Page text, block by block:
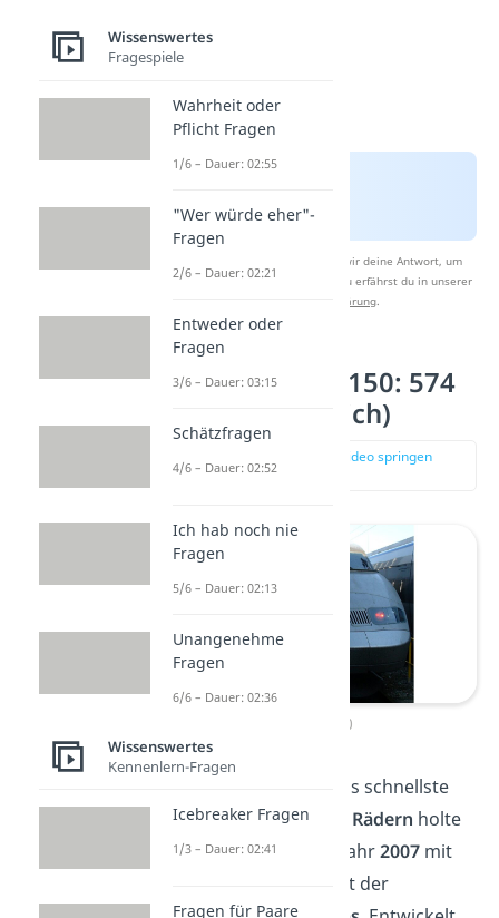
Nach Beantwortung speichern wir deine Antwort, um
Studyflix zu verbessern. Mehr dazu erfährst du in unserer
Datenschutzerklärung.
Platz 3 – TGV V150: 574
km/h (Frankreich)
zur Stelle im Video springen
(04:02)
TGV V150
Den Weltrekord für das schnellste
Schienenfahrzeug auf Rädern holte
sich der TGV V150 im Jahr2007 mit
und ist damit der
Wissenswertes
Fragespiele
Wahrheit oder
Pflicht Fragen
1/6 – Dauer: 02:55
"Wer würde eher"-
Fragen
2/6 – Dauer: 02:21
Entweder oder
Fragen
3/6 – Dauer: 03:15
Schätzfragen
4/6 – Dauer: 02:52
Ich hab noch nie
Fragen
5/6 – Dauer: 02:13
Unangenehme
Fragen
6/6 – Dauer: 02:36
Wissenswertes
Kennenlern-Fragen
Icebreaker Fragen
1/3 – Dauer: 02:41
Fragen für Paare